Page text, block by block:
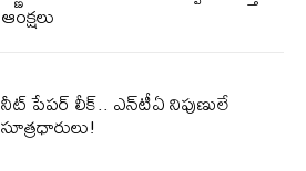
ఆంక్షలు
నీట్ పేపర్ లీక్.. ఎన్‌టీఏ నిపుణులే
సూత్రధారులు!